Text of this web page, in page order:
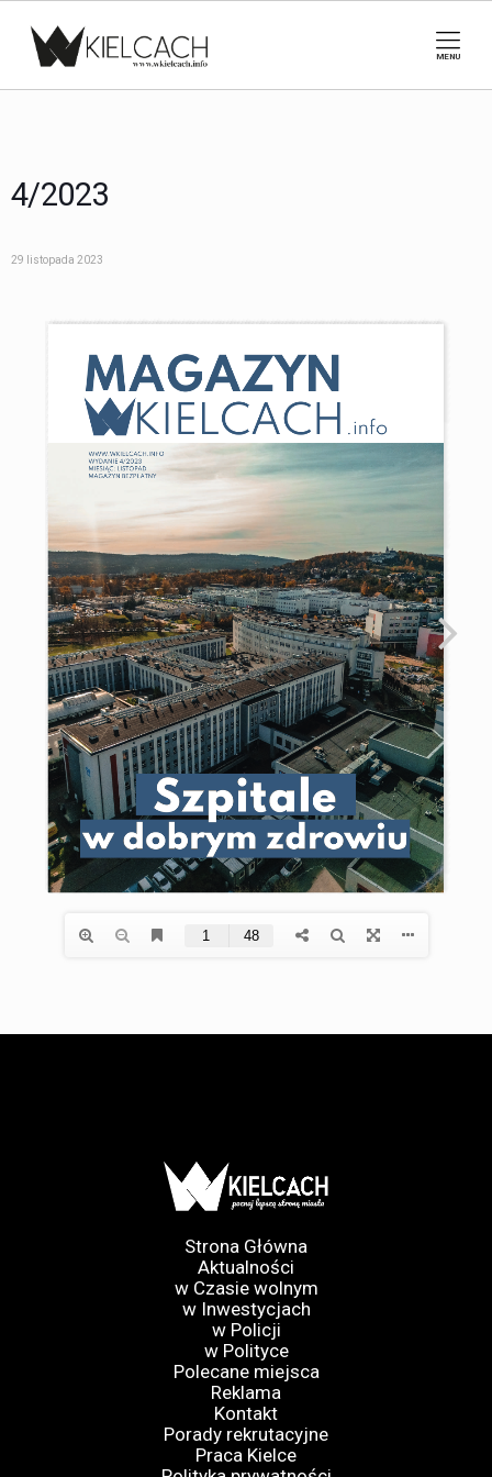
MENU
4/2023
29 listopada 2023
Strona Główna
Aktualności
w Czasie wolnym
w Inwestycjach
w Policji
w Polityce
Polecane miejsca
Reklama
Kontakt
Porady rekrutacyjne
Praca Kielce